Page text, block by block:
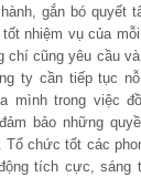
gắn bó quyết
tốt nhiệm vụ của
chí cũng yêu cầu
ty cần tiếp tục
mình trong việc
bảo những
chức tốt các
tích cực, sáng